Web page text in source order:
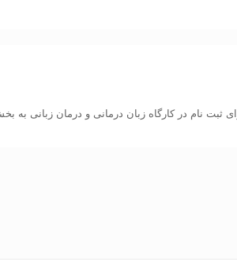
ثبت نام در کارگاه زبان درمانی و درمان زبانی به